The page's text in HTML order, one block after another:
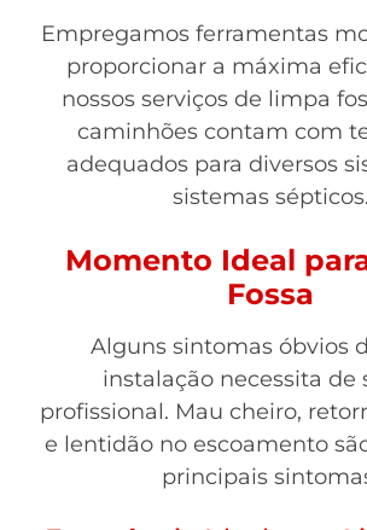
Empregamos ferramentas
proporcionar a máxima
nossos serviços de limpa
caminhões contam com
adequados para diversos
sistemas sépticos.
Momento Ideal
Fossa
Alguns sintomas óbvios
instalação necessita de
profissional. Mau cheiro,
e lentidão no escoamento
principais